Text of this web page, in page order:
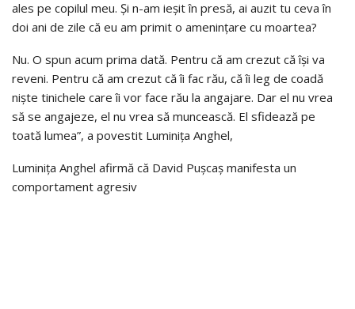
ales pe copilul meu. Și n-am ieșit în presă, ai auzit tu ceva în
doi ani de zile că eu am primit o amenințare cu moartea?
Nu. O spun acum prima dată. Pentru că am crezut că își va
reveni. Pentru că am crezut că îi fac rău, că îi leg de coadă
niște tinichele care îi vor face rău la angajare. Dar el nu vrea
să se angajeze, el nu vrea să muncească. El sfidează pe
toată lumea”, a povestit Luminița Anghel,
Luminița Anghel afirmă că David Pușcaș manifesta un
comportament agresiv